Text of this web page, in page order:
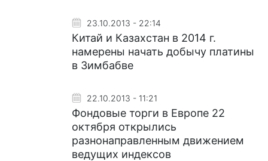
23.10.2013 - 22:14
Китай и Казахстан в 2014 г.
намерены начать добычу платины
в Зимбабве
22.10.2013 - 11:21
Фондовые торги в Европе 22
октября открылись
разнонаправленным движением
ведущих индексов